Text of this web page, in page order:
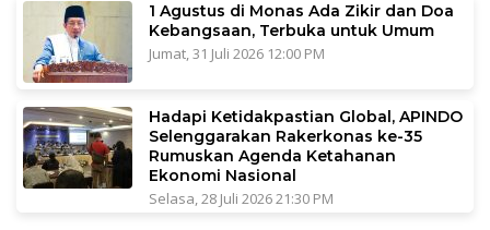
1 Agustus di Monas Ada Zikir dan Doa
Kebangsaan, Terbuka untuk Umum
Jumat, 31 Juli 2026 12:00 PM
Hadapi Ketidakpastian Global, APINDO
Selenggarakan Rakerkonas ke-35
Rumuskan Agenda Ketahanan
Ekonomi Nasional
Selasa, 28 Juli 2026 21:30 PM